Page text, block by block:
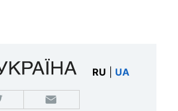
RU UA